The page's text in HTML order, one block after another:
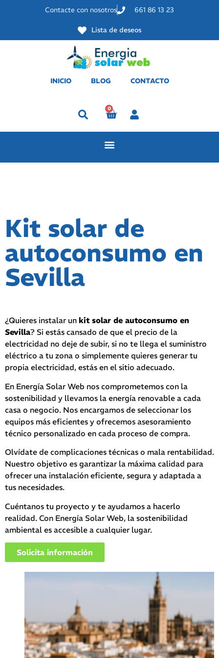
Contacte con nosotros 661 86 13 23
Lista de deseos
INICIO BLOG CONTACTO
0
Kit solar de
autoconsumo en
Sevilla
¿Quieres instalar un kit solar de autoconsumo en
Sevilla? Si estás cansado de que el precio de la
electricidad no deje de subir, si no te llega el suministro
eléctrico a tu zona o simplemente quieres generar tu
propia electricidad, estás en el sitio adecuado.
En Energía Solar Web nos comprometemos con la
sostenibilidad y llevamos la energía renovable a cada
casa o negocio. Nos encargamos de seleccionar los
equipos más eficientes y ofrecemos asesoramiento
técnico personalizado en cada proceso de compra.
Olvídate de complicaciones técnicas o mala rentabilidad.
Nuestro objetivo es garantizar la máxima calidad para
ofrecer una instalación eficiente, segura y adaptada a
tus necesidades.
Cuéntanos tu proyecto y te ayudamos a hacerlo
realidad. Con Energía Solar Web, la sostenibilidad
ambiental es accesible a cualquier lugar.
Solicita información